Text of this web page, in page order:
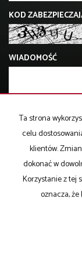
KOD
WIADOMOŚĆ
AKCEPTUJĘ
Ta strona
celu
klientów.
dokonać w
Korzystanie z tej
oznacza,